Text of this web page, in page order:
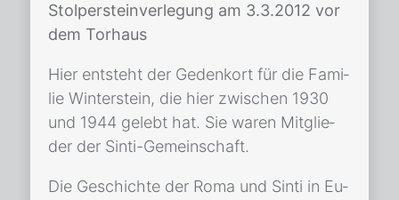
Stolpersteinverlegung am 3.3.2012 vor
dem Torhaus
Hier ent­steht der Ge­denk­ort für die Fa­mi­
lie Win­ter­stein, die hier zwi­schen 1930
und 1944 ge­lebt hat. Sie wa­ren Mit­glie­
der der Sin­ti-Ge­mein­schaft.
Die Ge­schich­te der Roma und Sin­ti in Eu­